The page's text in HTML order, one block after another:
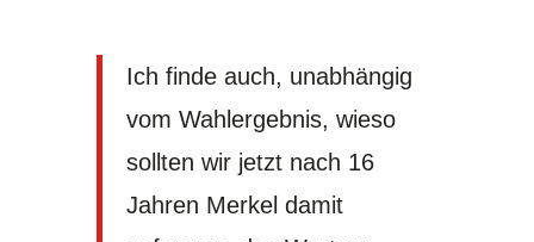
Ich finde auch, unabhängig
vom Wahlergebnis, wieso
sollten wir jetzt nach 16
Jahren Merkel damit